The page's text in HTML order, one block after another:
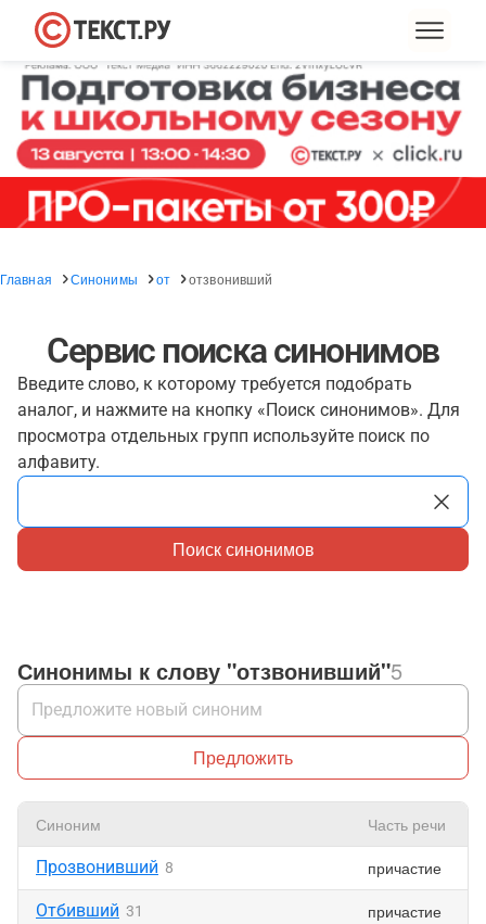
Главная Синонимы от отзвонивший
Сервис поиска синонимов
Введите слово, к которому требуется подобрать
аналог, и нажмите на кнопку «Поиск синонимов». Для
просмотра отдельных групп используйте поиск по
алфавиту.
Поиск синонимов
Синонимы к слову "отзвонивший"5
Предложить
Синоним Часть речи
Прозвонивший 8 причастие
Отбивший 31 причастие